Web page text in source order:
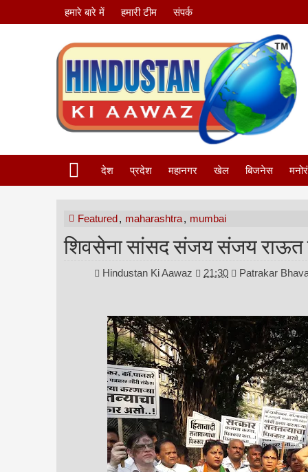
हमारे बारे में हमारी टीम संपर्क
देश प्रदेश महानगर खेल बिजनेस
Featured, maharashtra, mumbai
शिवसेना सांसद संजय संजय राऊत के
Hindustan Ki Aawaz 21:30 Patrakar